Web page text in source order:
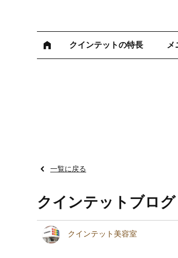
クインテットの特長 メ
一覧に戻る
クインテットブログ
クインテット美容室